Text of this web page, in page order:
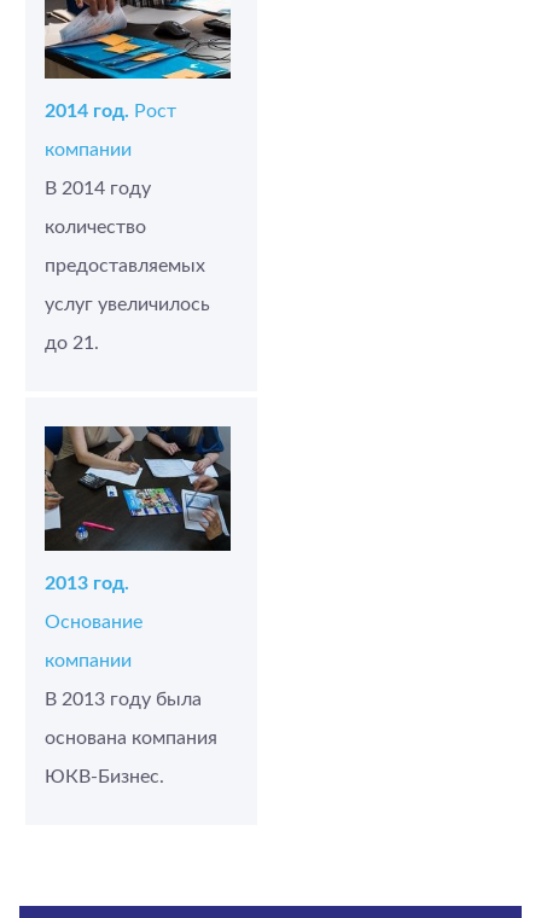
2014 год. Рост
компании
В 2014 году
количество
предоставляемых
услуг увеличилось
до 21.
2013 год.
Основание
компании
В 2013 году была
основана компания
ЮКВ-Бизнес.